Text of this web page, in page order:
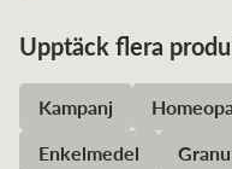
Upptäck flera
Kampanj
Enkelmedel